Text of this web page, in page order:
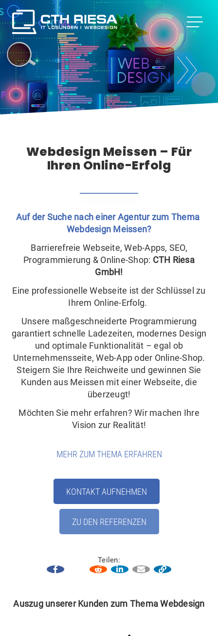
Webdesign Meissen – Für
Ihren Online-Erfolg
Auf der Suche nach einer Agentur zum Thema
Webdesign Meissen?
Barrierefreie Webseite, Web-Apps, SEO,
Programmierung & Online-Shop: CTH Riesa
GmbH!
Eine professionelle Webseite ist der Schlüssel zu
Ihrem Online-Erfolg.
Unsere maßgeschneiderte Programmierung
garantiert schnelle Ladezeiten, modernes Design
und optimale Funktionalität – egal ob
Unternehmensseite, Web-App oder Online-Shop.
Steigern Sie Ihre Reichweite und gewinnen Sie
Kunden aus Meissen mit einer Webseite, die
überzeugt!
Möchten Sie mehr erfahren? Wir machen Ihre
Vision zur Realität!
MEHR ZUM THEMA ERFAHREN
KONTAKT AUFNEHMEN
ZU DEN REFERENZEN
Teilen:
Auszug unserer Kunden zum Thema Webdesign